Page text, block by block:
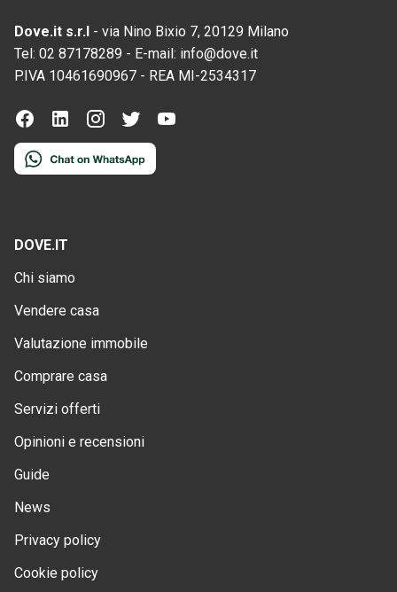
Dove.it s.r.l - via Nino Bixio 7, 20129 Milano
Tel: 02 87178289 - E-mail: info@dove.it
P.IVA 10461690967 - REA MI-2534317
DOVE.IT
Chi siamo
Vendere casa
Valutazione immobile
Comprare casa
Servizi offerti
Opinioni e recensioni
Guide
News
Privacy policy
Cookie policy